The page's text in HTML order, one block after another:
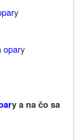
y
opary
y a na čo sa